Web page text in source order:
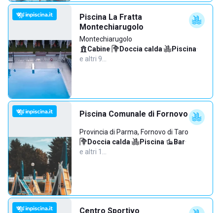
Piscina La Fratta
Montechiarugolo
Montechiarugolo
Cabine· Doccia calda· Piscina·
e altri 9…
Piscina Comunale di Fornovo
Provincia di Parma, Fornovo di Taro
Doccia calda· Piscina· Bar·
e altri 1…
Centro Sportivo